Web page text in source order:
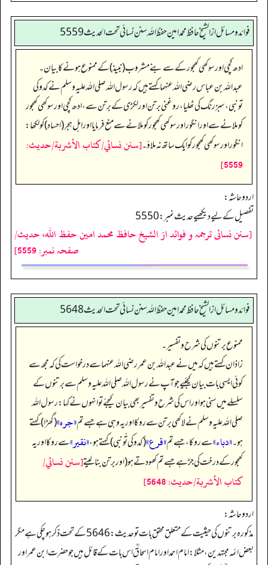
فوائد ومسائل از الشيخ حافظ محمد امين حفظ الله سنن نسائي تحت الحديث5559
ادھ کچی اور سوکھی کھجور کے سے بنے مشروب (نبیذ) کے ممنوع ہونے کا بیان۔
عبداللہ بن عباس رضی اللہ عنہما کہتے ہیں کہ رسول اللہ صلی اللہ علیہ وسلم نے کدو کی
تونبی، سبز رنگ کی ٹھلیا، روغنی برتن اور لکڑی کے برتن سے، ادھ کچی اور سوکھی کھجور
کو ملانے سے اور انگور اور سوکھی کھجور کو ملانے سے منع فرمایا اور اہل ہجر (احساد) کو لکھا:
انگور اور سوکھی کھجور کو ایک ساتھ نہ ملاؤ۔[سنن نسائي/كتاب الأشربة/حدیث:
5559]
اردو حاشہ:
تفصیل کے لیے دیکھیے حدیث نمبر: 5550
[سنن نسائی ترجمہ و فوائد از الشیخ حافظ محمد امین حفظ اللہ، حدیث/
صفحہ نمبر: 5559]
فوائد ومسائل از الشيخ حافظ محمد امين حفظ الله سنن نسائي تحت الحديث5648
ممنوع برتنوں کی شرح و تفسیر۔
زاذان کہتے ہیں کہ میں نے عبداللہ بن عمر رضی اللہ عنہما سے درخواست کی کہ مجھ سے
کوئی ایسی بات بیان کیجئیے جو آپ نے رسول اللہ صلی اللہ علیہ وسلم سے برتنوں کے
سلسلے میں سنی ہو اور اس کی شرح و تفسیر بھی بیان کیجئے تو انہوں نے کہا: رسول اللہ
صلی اللہ علیہ وسلم نے لاکھی برتن سے روکا اور یہ وہی ہے جسے تم«جرہ»(گھڑا) کہتے
ہو۔«دباء»سے روکا، جسے تم«قرع»(کدو کی تُو نبی) کہتے ہو،«نقیر»سے روکا اور یہ
کھجور کے درخت کی جڑ ہے جسے تم کھودتے ہو (اور برتن بنا لیتے[سنن نسائي/
كتاب الأشربة/حدیث: 5648]
اردو حاشہ:
مذکورہ برتنوں کی حیثیت کےمتعلق محقق بات تو حدیث: 5646 کے تحت ذکر ہو چکی ہے مگر
بعض ائمہ مجتہدین،مثلا: امام احمد اور امام اسحاقؒ اس بات کے قائل ہیں جو حضرت ابن عمر اور